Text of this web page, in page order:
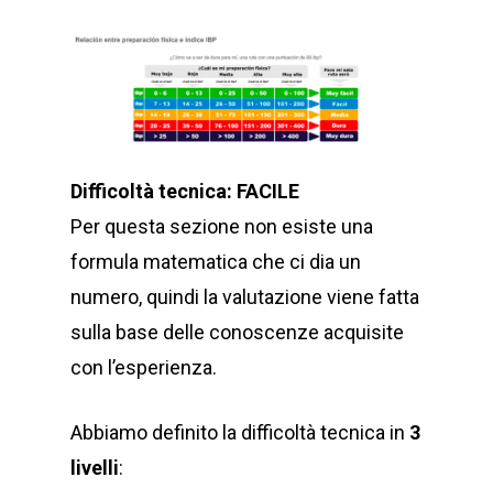
Difficoltà tecnica: FACILE
Per questa sezione non esiste una
formula matematica che ci dia un
numero, quindi la valutazione viene fatta
sulla base delle conoscenze acquisite
con l’esperienza.
Abbiamo definito la difficoltà tecnica in 3
livelli: